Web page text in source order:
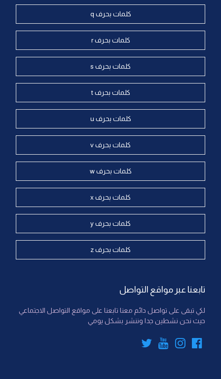
كلمات بحرف q
كلمات بحرف r
كلمات بحرف s
كلمات بحرف t
كلمات بحرف u
كلمات بحرف v
كلمات بحرف w
كلمات بحرف x
كلمات بحرف y
كلمات بحرف z
تابعنا عبر مواقع التواصل
لكي تبقى على تواصل دائم معنا تابعنا على مواقع التواصل الاجتماعي
حيث نحن نشطين جدا وننشر بشكل يومي